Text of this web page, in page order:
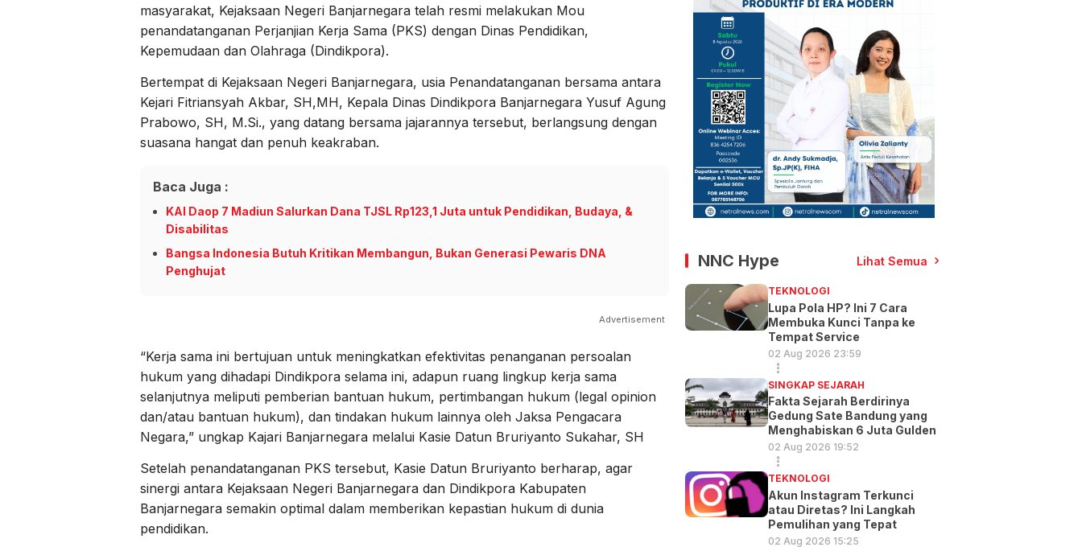
masyarakat, Kejaksaan Negeri Banjarnegara telah resmi melakukan Mou
penandatanganan Perjanjian Kerja Sama (PKS) dengan Dinas Pendidikan,
Kepemudaan dan Olahraga (Dindikpora).
Bertempat di Kejaksaan Negeri Banjarnegara, usia Penandatanganan bersama antara
Kejari Fitriansyah Akbar, SH,MH, Kepala Dinas Dindikpora Banjarnegara Yusuf Agung
Prabowo, SH, M.Si., yang datang bersama jajarannya tersebut, berlangsung dengan
suasana hangat dan penuh keakraban.
Baca Juga :
KAI Daop 7 Madiun Salurkan Dana TJSL Rp123,1 Juta untuk Pendidikan, Budaya, &
Disabilitas
Bangsa Indonesia Butuh Kritikan Membangun, Bukan Generasi Pewaris DNA
Penghujat
Advertisement
“Kerja sama ini bertujuan untuk meningkatkan efektivitas penanganan persoalan
hukum yang dihadapi Dindikpora selama ini, adapun ruang lingkup kerja sama
selanjutnya meliputi pemberian bantuan hukum, pertimbangan hukum (legal opinion
dan/atau bantuan hukum), dan tindakan hukum lainnya oleh Jaksa Pengacara
Negara,” ungkap Kajari Banjarnegara melalui Kasie Datun Bruriyanto Sukahar, SH
Setelah penandatanganan PKS tersebut, Kasie Datun Bruriyanto berharap, agar
sinergi antara Kejaksaan Negeri Banjarnegara dan Dindikpora Kabupaten
Banjarnegara semakin optimal dalam memberikan kepastian hukum di dunia
pendidikan.
NNC Hype Lihat Semua
TEKNOLOGI
Lupa Pola HP? Ini 7 Cara
Membuka Kunci Tanpa ke
Tempat Service
02 Aug 2026 23:59
SINGKAP SEJARAH
Fakta Sejarah Berdirinya
Gedung Sate Bandung yang
Menghabiskan 6 Juta Gulden
02 Aug 2026 19:52
TEKNOLOGI
Akun Instagram Terkunci
atau Diretas? Ini Langkah
Pemulihan yang Tepat
02 Aug 2026 15:25